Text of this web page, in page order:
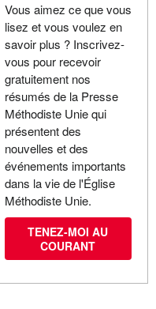
Vous aimez ce que vous
lisez et vous voulez en
savoir plus ? Inscrivez-
vous pour recevoir
gratuitement nos
résumés de la Presse
Méthodiste Unie qui
présentent des
nouvelles et des
événements importants
dans la vie de l'Église
Méthodiste Unie.
TENEZ-MOI AU
COURANT